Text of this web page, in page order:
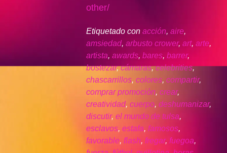
other/
Etiquetado con acción, aire,
amsiedad, arbusto crower, art, arte,
artista, awards, bares, barrer,
bostezar,cámaras,celebrities,
chascarrillos, colores, compartir,
comprar promoción, crear,
creatividad, cuerpo, deshumanizar,
discutir, el mundo de tulsa,
esclavos, estafa, famosos,
favorable, flash, fregar, fuegoa,